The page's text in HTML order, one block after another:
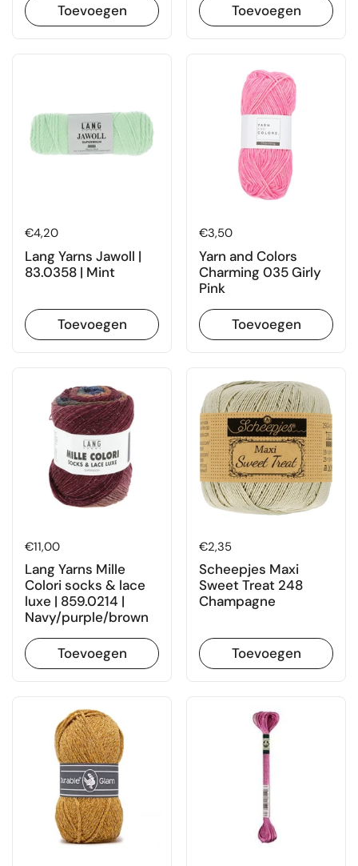
Toevoegen Toevoegen
Prijs:
€4,20
Lang Yarns Jawoll |
83.0358 | Mint
Toevoegen
Prijs:
€3,50
Yarn and Colors
Charming 035 Girly
Pink
Toevoegen
Prijs:
€11,00
Lang Yarns Mille
Colori socks & lace
luxe | 859.0214 |
Navy/purple/brown
Toevoegen
Prijs:
€2,35
Scheepjes Maxi
Sweet Treat 248
Champagne
Toevoegen